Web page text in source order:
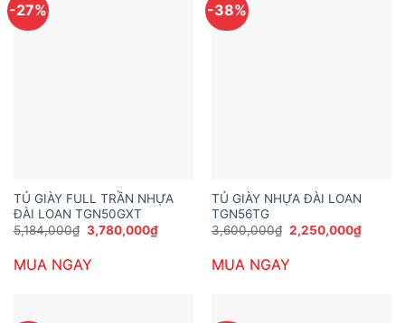
-27%
TỦ GIÀY FULL TRẦN NHỰA
ĐÀI LOAN TGN50GXT
5,184,000₫ Giá
gốc
5,184,000₫.
3,780,000₫Giá
hiện
MUA NGAY
-38%
TỦ GIÀY NHỰA ĐÀI LOAN
TGN56TG
3,600,000₫ Giá
gốc
3,600,000₫.
2,250,000₫Giá
hiện
MUA NGAY